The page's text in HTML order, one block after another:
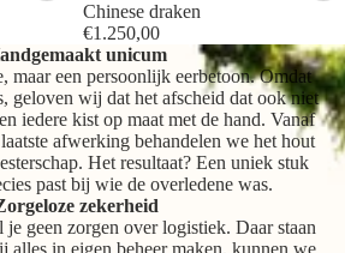
Chinese draken
€1.250,00
unicum
maar een persoonlijk eerbetoon. Omdat
geloven wij dat het afscheid dat ook niet
iedere kist op maat met de hand. Vanaf
afwerking behandelen we het hout
Het resultaat? Een uniek stuk
past bij wie de overledene was.
zekerheid
geen zorgen over logistiek. Daar staan
in eigen beheer maken, kunnen we